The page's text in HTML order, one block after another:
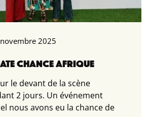
2025
CHANCE AFRIQUE
le devant de la scène
2 jours. Un événement
nous avons eu la chance de